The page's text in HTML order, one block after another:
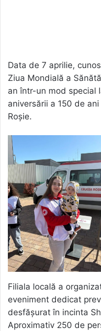
Data de 7 aprilie,
Ziua Mondială a
an într-un mod special
aniversării a 150 de
Roșie.
Filiala locală a
eveniment dedicat
desfășurat în incinta
Aproximativ 250 de